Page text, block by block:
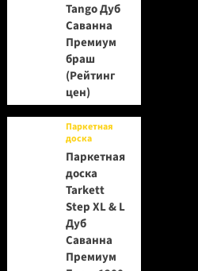
Tango Дуб
Саванна
Премиум
браш
(Рейтинг
цен)
Паркетная
доска
Паркетная
доска
Tarkett
Step XL & L
Дуб
Саванна
Премиум